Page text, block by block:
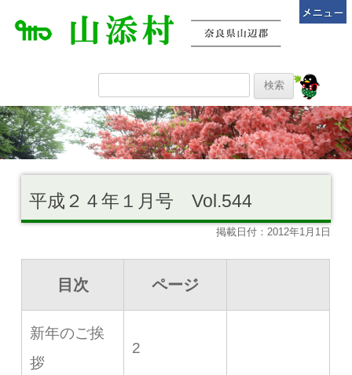
平成２４年１月号 Vol.544
掲載日付：2012年1月1日
目次 ページ
新年のご挨
拶
2